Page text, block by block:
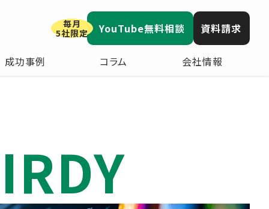
成功事例 コラム 会社情報
毎月
5社限定
YouTube無料相談 資料請求